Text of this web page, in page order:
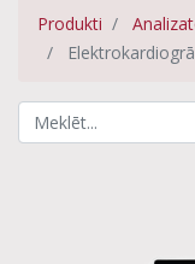
Produkti